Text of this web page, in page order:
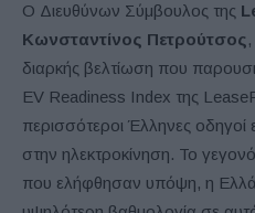
Ο Διευθύνων Σύμβουλος της
Κωνσταντίνος Πετρούτσος
διαρκής βελτίωση που
EV Readiness Index της
περισσότεροι Έλληνες οδηγοί
στην ηλεκτροκίνηση. Το
που ελήφθησαν υπόψη, η